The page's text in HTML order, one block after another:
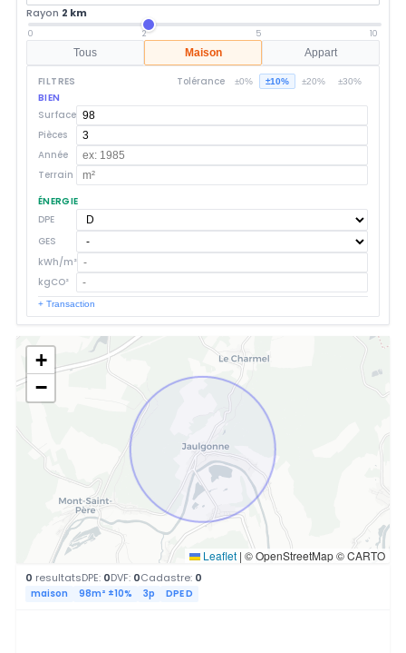
Rayon 2 km
0 2 5 10
Tous Maison Appart
FILTRES Tolérance ±0% ±10% ±20% ±30%
BIEN
Surface
Pièces
Année
Terrain
ÉNERGIE
DPE
GES
kWh/m²
kgCO²
+ Transaction
0 resultatsDPE: 0DVF: 0Cadastre: 0
maison 98m² ±10% 3p DPE D
+
−
Leaflet | © OpenStreetMap © CARTO